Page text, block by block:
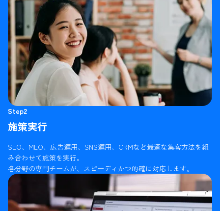
Step2
施策実行
SEO、MEO、広告運用、SNS運用、CRMなど最適な集客方法を組
み合わせて施策を実行。
各分野の専門チームが、スピーディかつ的確に対応します。